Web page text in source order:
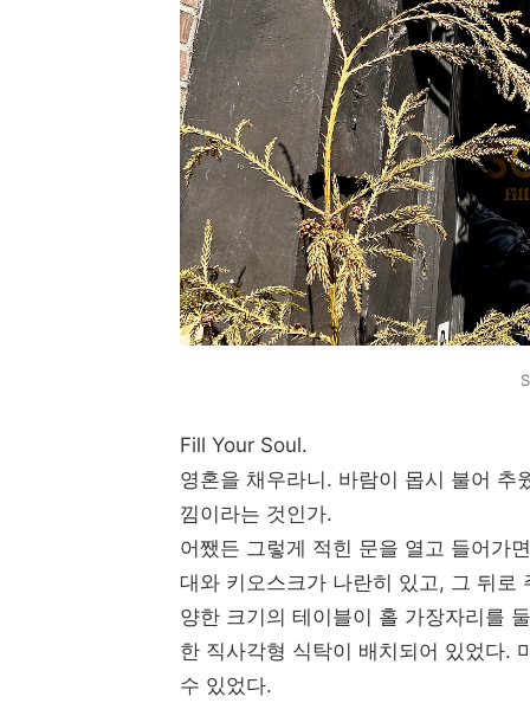
Fill Your Soul.
영혼을 채우라니. 바람이 몹시 불어 추
낌이라는 것인가.
어쨌든 그렇게 적힌 문을 열고 들어가
대와 키오스크가 나란히 있고, 그 뒤로
양한 크기의 테이블이 홀 가장자리를
한 직사각형 식탁이 배치되어 있었다.
수 있었다.